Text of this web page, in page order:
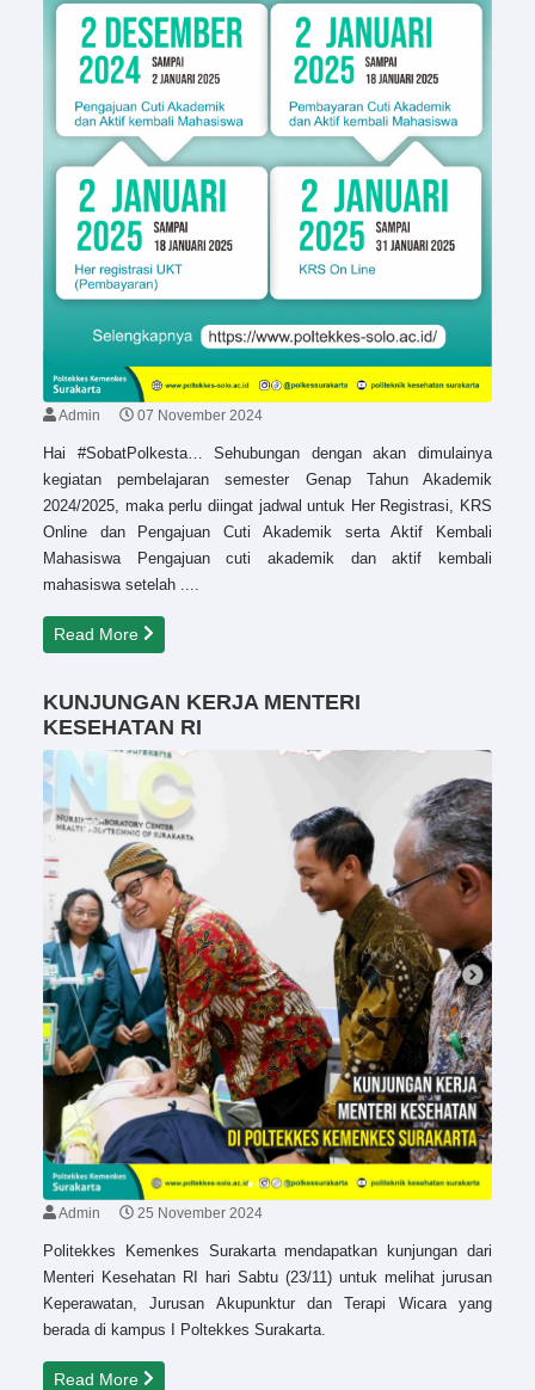
Admin 07 November 2024
Hai #SobatPolkesta… Sehubungan dengan akan dimulainya
kegiatan pembelajaran semester Genap Tahun Akademik
2024/2025, maka perlu diingat jadwal untuk Her Registrasi, KRS
Online dan Pengajuan Cuti Akademik serta Aktif Kembali
Mahasiswa Pengajuan cuti akademik dan aktif kembali
mahasiswa setelah ....
Read More
KUNJUNGAN KERJA MENTERI
KESEHATAN RI
Admin 25 November 2024
Politekkes Kemenkes Surakarta mendapatkan kunjungan dari
Menteri Kesehatan RI hari Sabtu (23/11) untuk melihat jurusan
Keperawatan, Jurusan Akupunktur dan Terapi Wicara yang
berada di kampus I Poltekkes Surakarta.
Read More